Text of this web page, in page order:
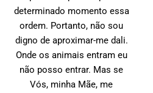
determinado momento essa
ordem. Portanto, não sou
digno de aproximar-me dali.
Onde os animais entram eu
não posso entrar. Mas se
Vós, minha Mãe, me